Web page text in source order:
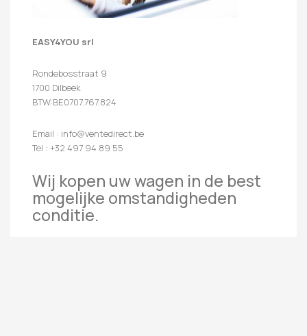
EASY4YOU srl
Rondebosstraat 9
1700 Dilbeek
BTW:BE0707.767.824
Email : info@ventedirect.be
Tel : +32 497 94 89 55
Wij kopen uw wagen in de best
mogelijke omstandigheden
conditie.